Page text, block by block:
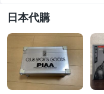
日本代購